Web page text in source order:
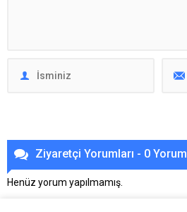
Ziyaretçi Yorumları - 0 Yorum
Henüz yorum yapılmamış.